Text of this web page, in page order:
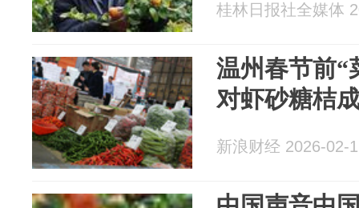
桂林日报社全媒体
温州春节前“
对虾砂糖桔
新浪财经 2026-02-